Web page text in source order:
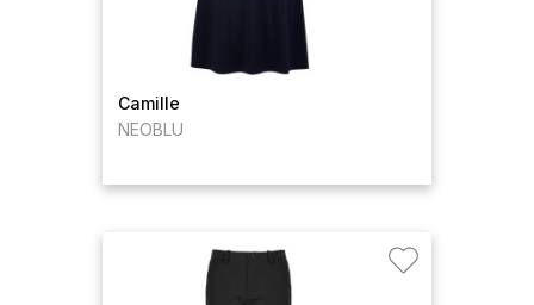
Camille
NEOBLU